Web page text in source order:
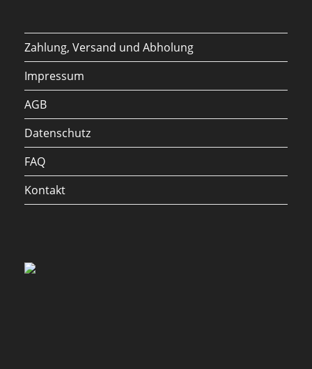
Zahlung, Versand und Abholung
Impressum
AGB
Datenschutz
FAQ
Kontakt